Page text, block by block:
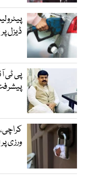
ڈیزل
پی ٹی
ورزی پر 200 دکانیں سیل